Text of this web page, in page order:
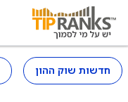
חדשות שוק ההון